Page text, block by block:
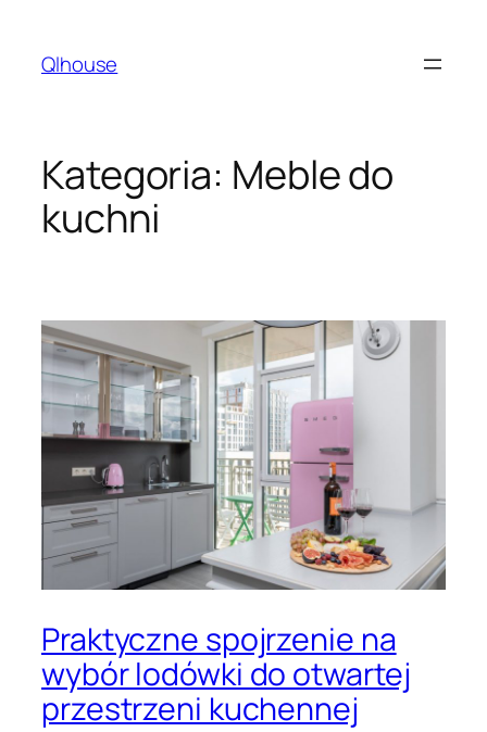
treściQlhouse
Kategoria: Meble do
kuchni
Praktyczne spojrzenie na
wybór lodówki do otwartej
przestrzeni kuchennej